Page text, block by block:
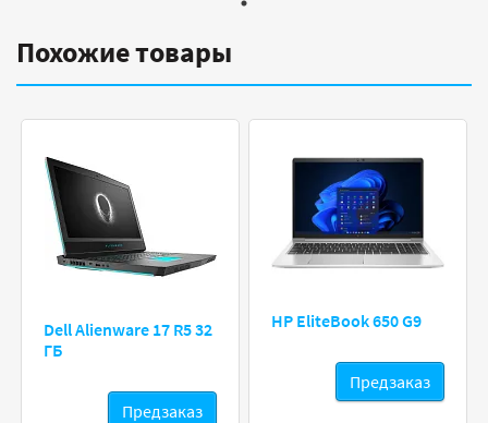
Похожие товары
Dell Alienware 17 R5 32
ГБ
Предзаказ
HP EliteBook 650 G9
Предзаказ